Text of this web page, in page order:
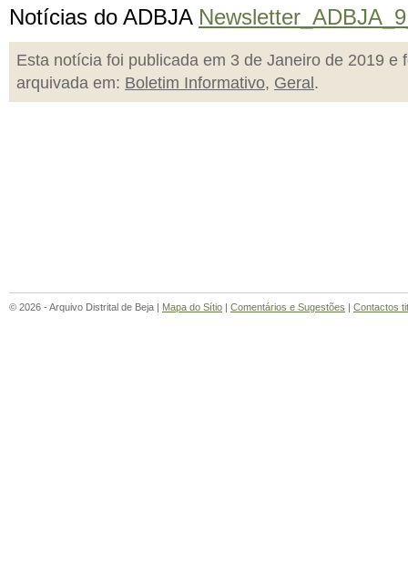
Notícias do ADBJA
Esta notícia foi publicada em 3 de Janeiro de 2019 e
arquivada em: Boletim Informativo, Geral .
© 2026 - Arquivo Distrital de Beja | Mapa do Sítio Comentários e Sugestões Contactos